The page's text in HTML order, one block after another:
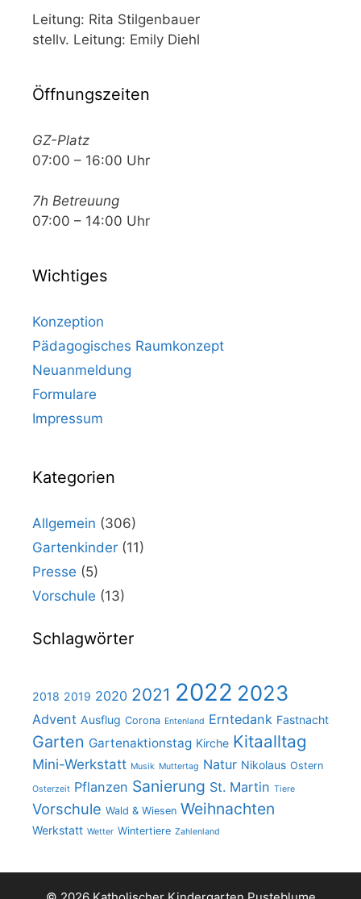
Leitung: Rita Stilgenbauer
stellv. Leitung: Emily Diehl
Öffnungszeiten
GZ-Platz
07:00 – 16:00 Uhr
7h Betreuung
07:00 – 14:00 Uhr
Wichtiges
Konzeption
Pädagogisches Raumkonzept
Neuanmeldung
Formulare
Impressum
Kategorien
Allgemein (306)
Gartenkinder (11)
Presse (5)
Vorschule (13)
Schlagwörter
2018 2019 2020 2021 2022 2023
Advent Ausflug Corona Entenland Erntedank Fastnacht
Garten Gartenaktionstag Kirche Kitaalltag
Mini-Werkstatt Musik Muttertag Natur Nikolaus Ostern
Osterzeit Pflanzen Sanierung St. Martin Tiere
Vorschule Wald & Wiesen Weihnachten
Werkstatt Wetter Wintertiere Zahlenland